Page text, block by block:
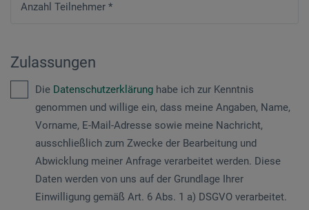
Anzahl Teilnehmer *
Zulassungen
Die Datenschutzerklärung habe ich zur Kenntnis
genommen und willige ein, dass meine Angaben, Name,
Vorname, E-Mail-Adresse sowie meine Nachricht,
ausschließlich zum Zwecke der Bearbeitung und
Abwicklung meiner Anfrage verarbeitet werden. Diese
Daten werden von uns auf der Grundlage Ihrer
Einwilligung gemäß Art. 6 Abs. 1 a) DSGVO verarbeitet.